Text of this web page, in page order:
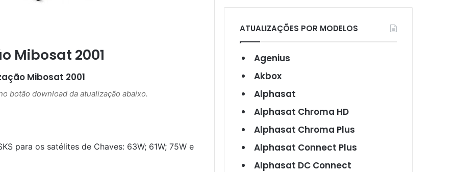
Mibosat 2001
Mibosat 2001
botão download da atualização abaixo.
para os satélites de Chaves: 63W; 61W; 75W e
ATUALIZAÇÕES POR MODELOS
Agenius
Akbox
Alphasat
Alphasat Chroma HD
Alphasat Chroma Plus
Alphasat Connect Plus
Alphasat DC Connect